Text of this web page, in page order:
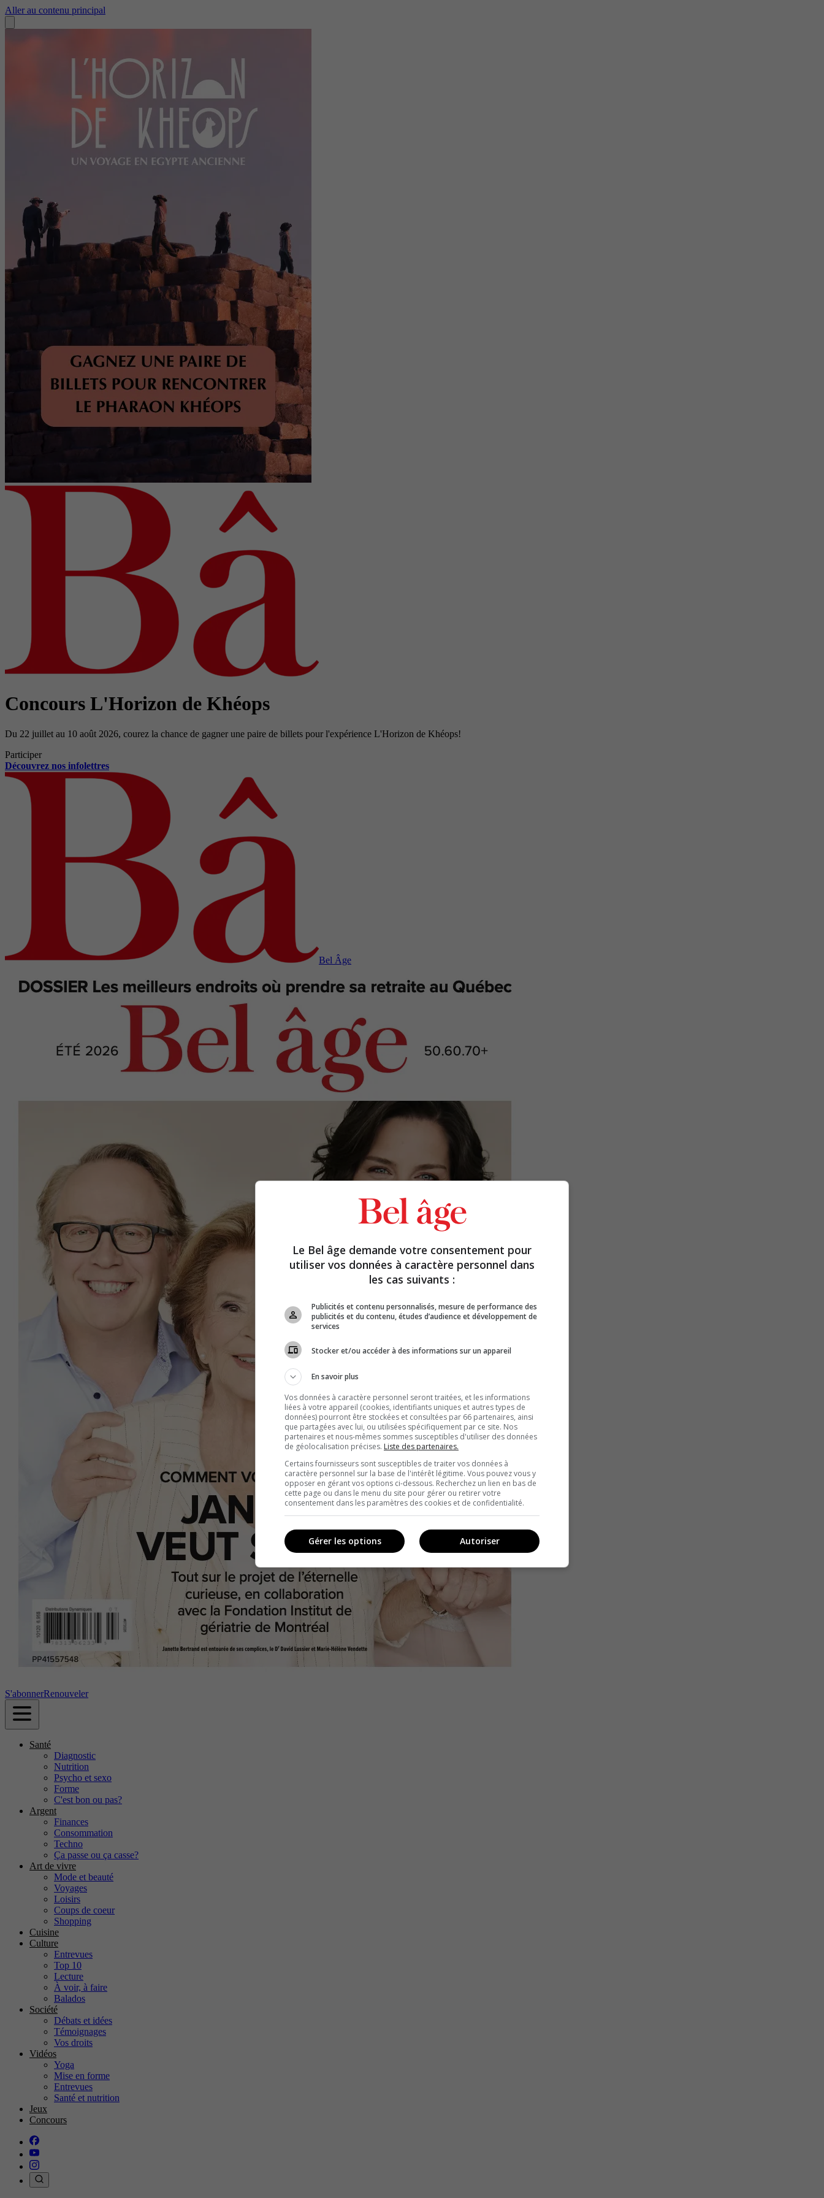
Aller au contenu principal
Concours L'Horizon de Khéops
Du 22 juillet au 10 août 2026, courez la chance de gagner une paire de billets pour l'expérience L'Horizon de Khéops!
Participer
Découvrez nos infolettres
Bel Âge
S'abonnerRenouveler
Santé
Diagnostic
Nutrition
Psycho et sexo
Forme
C'est bon ou pas?
Argent
Finances
Consommation
Techno
Ça passe ou ça casse?
Art de vivre
Mode et beauté
Voyages
Loisirs
Coups de coeur
Shopping
Cuisine
Culture
Entrevues
Top 10
Lecture
À voir, à faire
Balados
Société
Débats et idées
Témoignages
Vos droits
Vidéos
Yoga
Mise en forme
Entrevues
Santé et nutrition
Jeux
Concours
Le Bel âge demande votre consentement pour
utiliser vos données à caractère personnel dans
les cas suivants :
Publicités et contenu personnalisés, mesure de performance des
publicités et du contenu, études d’audience et développement de
services
Stocker et/ou accéder à des informations sur un appareil
En savoir plus
Vos données à caractère personnel seront traitées, et les informations
liées à votre appareil (cookies, identifiants uniques et autres types de
données) pourront être stockées et consultées par 66 partenaires, ainsi
que partagées avec lui, ou utilisées spécifiquement par ce site. Nos
partenaires et nous-mêmes sommes susceptibles d'utiliser des données
de géolocalisation précises. Liste des partenaires.
Certains fournisseurs sont susceptibles de traiter vos données à
caractère personnel sur la base de l'intérêt légitime. Vous pouvez vous y
opposer en gérant vos options ci-dessous. Recherchez un lien en bas de
cette page ou dans le menu du site pour gérer ou retirer votre
consentement dans les paramètres des cookies et de confidentialité.
Autoriser
Gérer les options